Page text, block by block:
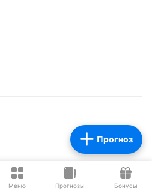
Прогноз
Меню Прогнозы Бонусы